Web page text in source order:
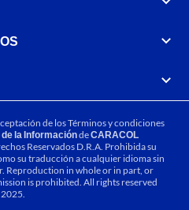
de losTérminos y condiciones
la InformacióndeCARACOL
Reservados D.R.A. Prohibida su
su traducción a cualquier idioma sin
Reproduction in whole or in part, or
is prohibited. All rights reserved
2025.